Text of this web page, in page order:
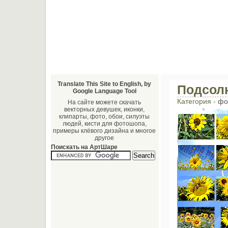
Категория -
Translate This Site to English, by
Google Language Tool
На сайте можете скачать
векторных девушек, иконки,
клипарты, фото, обои, силуэты
людей, кисти для фотошопа,
примеры клёвого дизайна и многое
другое
Поискать на АртШаре